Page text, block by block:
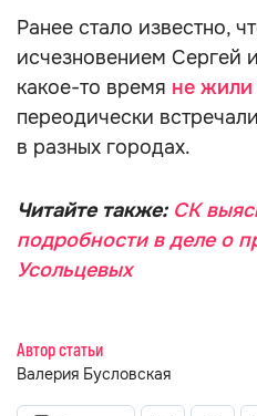
Ранее стало известно,
исчезновением Сергей
какое-то время не жили
переодически
в разных городах.
Читайте также: СК
подробности в деле о
Усольцевых
Автор статьи
Валерия Бусловская